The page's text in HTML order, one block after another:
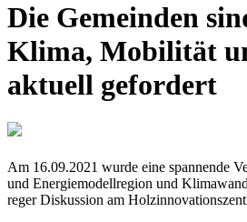
Die Gemeinden
Klima, Mobilität
aktuell gefordert
Am 16.09.2021 wurde eine spannende
und Energiemodellregion und
reger Diskussion am